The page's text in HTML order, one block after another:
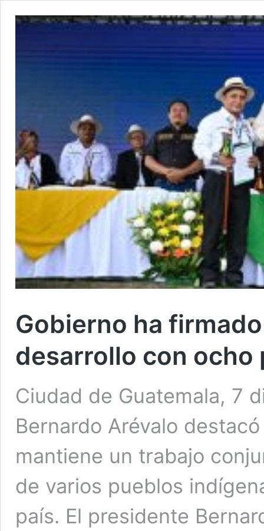
Gobierno ha
desarrollo con ocho
Ciudad de Guatemala, 7
Bernardo Arévalo
mantiene un trabajo
de varios pueblos
país. El presidente